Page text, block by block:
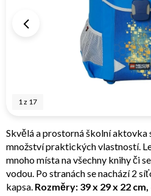
1z 17
Skvělá a prostorná školní aktovka
množství praktických vlastností.
mnoho místa na všechny knihy či
vodou. Po stranách se nachází 2
kapsa. Rozměry: 39 x 29 x 22